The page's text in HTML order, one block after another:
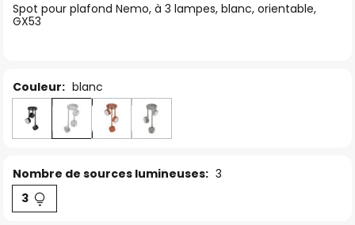
the
images
Spot pour plafond Nemo, à 3 lampes, blanc, orientable,
GX53
Couleur: blanc
Nombre de sources lumineuses: 3
3